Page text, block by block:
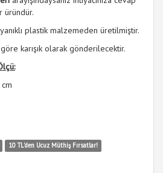
üründür.
plastik malzemeden üretilmiştir.
karışık olarak gönderilecektir.
10 TL'den Ucuz Müthiş Fırsatlar!